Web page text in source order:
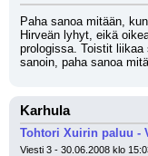
Paha sanoa mitään,
Hirveän lyhyt, eikä
prologissa. Toistit
sanoin, paha sanoa
Karhula
Tohtori Xuirin paluu -
Viesti 3 - 30.06.2008 klo